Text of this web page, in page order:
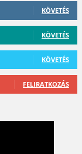
KÖVETÉS
KÖVETÉS
KÖVETÉS
FELIRATKOZÁS